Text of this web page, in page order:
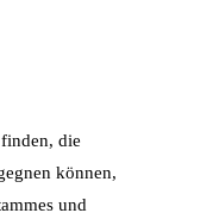
die
können,
und